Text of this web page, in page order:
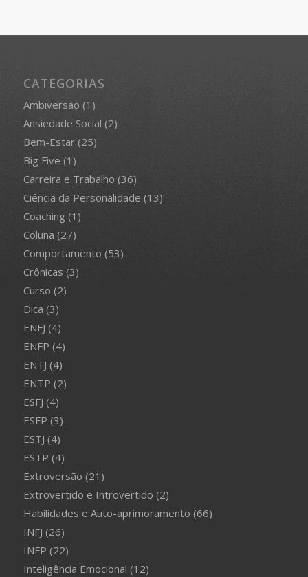
CATEGORIAS
Ambiversão (1)
Ansiedade Social (2)
Bem-Estar(25)
Big Five (1)
Carreira e Trabalho (36)
Ciência da Personalidade (13)
Coaching (1)
Coluna (27)
Comportamento (53)
Crônicas (3)
Curso (2)
Dica (3)
ENFJ (4)
ENFP (4)
ENTJ (4)
ENTP (2)
ESFJ (4)
ESFP (3)
ESTJ (4)
ESTP (4)
Extroversão (21)
Extrovertido e Introvertido (2)
Habilidades e Auto-aprimoramento (66)
INFJ (26)
INFP (22)
Inteligência Emocional (12)